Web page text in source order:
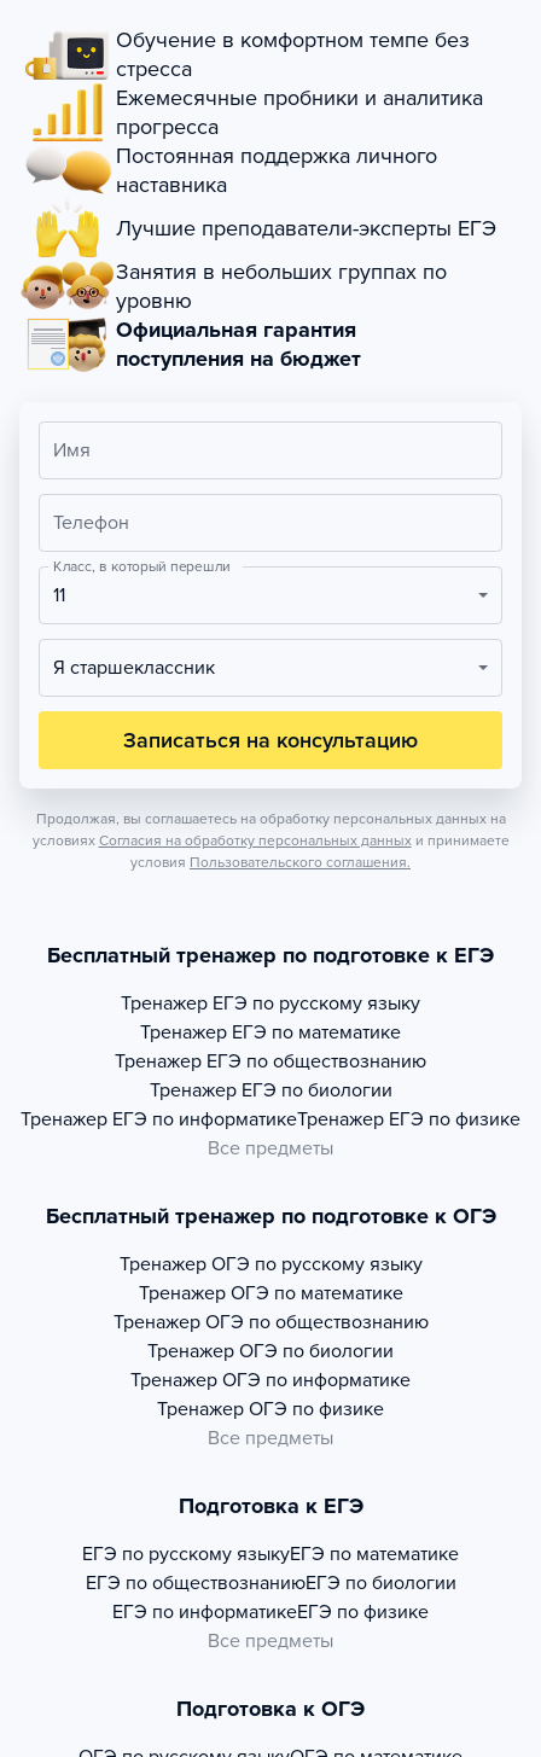
Обучение в комфортном темпе без
стресса
Ежемесячные пробники и аналитика
прогресса
Постоянная поддержка личного
наставника
Лучшие преподаватели-эксперты ЕГЭ
Занятия в небольших группах по
уровню
Официальная гарантия
поступления на бюджет
Имя
Телефон
Класс, в который перешли
11
Я старшеклассник
Записаться на консультацию
Продолжая, вы соглашаетесь на обработку персональных данных на
условиях Согласия на обработку персональных данных и принимаете
условия Пользовательского соглашения.
Бесплатный тренажер по подготовке к ЕГЭ
Тренажер ЕГЭ по русскому языку
Тренажер ЕГЭ по математике
Тренажер ЕГЭ по обществознанию
Тренажер ЕГЭ по биологии
Тренажер ЕГЭ по информатикеТренажер ЕГЭ по физике
Все предметы
Бесплатный тренажер по подготовке к ОГЭ
Тренажер ОГЭ по русскому языку
Тренажер ОГЭ по математике
Тренажер ОГЭ по обществознанию
Тренажер ОГЭ по биологии
Тренажер ОГЭ по информатике
Тренажер ОГЭ по физике
Все предметы
Подготовка к ЕГЭ
ЕГЭ по русскому языкуЕГЭ по математике
ЕГЭ по обществознаниюЕГЭ по биологии
ЕГЭ по информатикеЕГЭ по физике
Все предметы
Подготовка к ОГЭ